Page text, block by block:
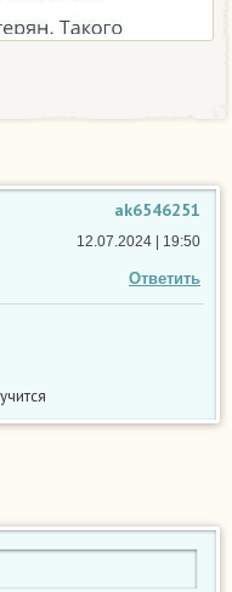
ak6546251
Ответить
12.07.2024 | 19:50